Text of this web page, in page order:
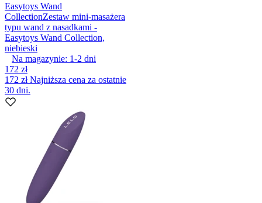
Easytoys Wand
CollectionZestaw mini-masażera
typu wand z nasadkami -
Easytoys Wand Collection,
niebieski
Na magazynie: 1-2 dni
172 zł
172 złNajniższa cena za ostatnie
30 dni.